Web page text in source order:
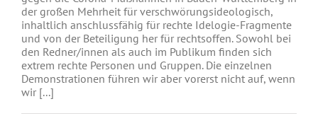
der großen Mehrheit für verschwörungsideologisch,
inhaltlich anschlussfähig für rechte Idelogie-Fragmente
und von der Beteiligung her für rechtsoffen. Sowohl bei
den Redner/innen als auch im Publikum finden sich
extrem rechte Personen und Gruppen. Die einzelnen
Demonstrationen führen wir aber vorerst nicht auf, wenn
wir [...]